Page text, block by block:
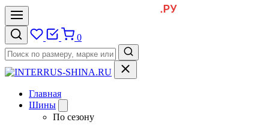
0
Главная
Шины
По сезону